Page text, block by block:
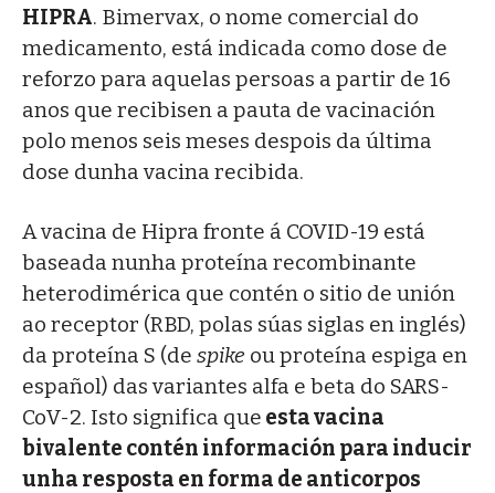
HIPRA. Bimervax, o nome comercial do
medicamento, está indicada como dose de
reforzo para aquelas persoas a partir de 16
anos que recibisen a pauta de vacinación
polo menos seis meses despois da última
dose dunha vacina recibida.
A vacina de Hipra fronte á COVID-19 está
baseada nunha proteína recombinante
heterodimérica que contén o sitio de unión
ao receptor (RBD, polas súas siglas en inglés)
da proteína S (de spike ou proteína espiga en
español) das variantes alfa e beta do SARS-
CoV-2. Isto significa que esta vacina
bivalente contén información para inducir
unha resposta en forma de anticorpos